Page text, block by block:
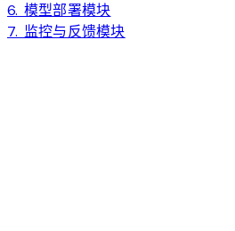
6. 模型部署模块
7. 监控与反馈模块